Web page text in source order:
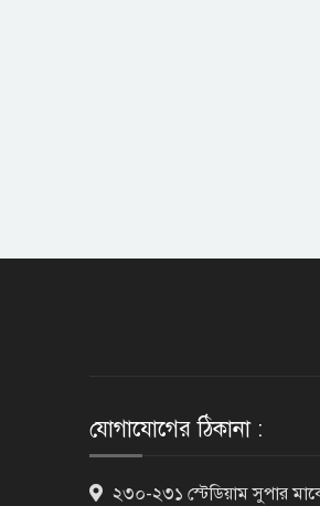
যোগাযোগের ঠিকানা :
২৩০-২৩১ স্টেডিয়াম সুপার